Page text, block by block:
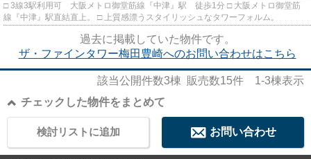
□ 3線3駅利用可 大阪メトロ御堂筋線『中津』駅 徒歩1分 □ 大阪メトロ御堂筋
線『中津』駅直結直上。 □ 上質感漂うスタイリッシュなタワーフォルム。
過去に掲載していた物件です。
ザ・ファインタワー梅田豊崎へのお問い合わせはこちら
該当公開件数3棟 販売数15件 1-3棟表示
チェックした物件をまとめて
お問い合わせ
検討リストに追加